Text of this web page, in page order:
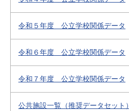
令和５年度 公立学校関係データ
令和６年度 公立学校関係データ
令和７年度 公立学校関係データ
公共施設一覧（推奨データセット）